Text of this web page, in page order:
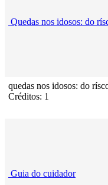
Quedas nos idosos: do
quedas nos idosos: do
Créditos: 1
Guia do cuidador